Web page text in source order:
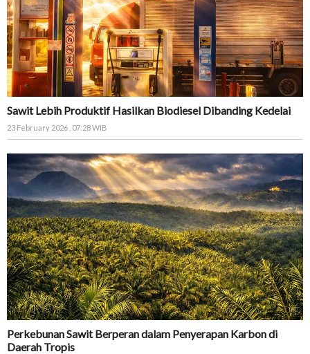
Sawit Lebih Produktif Hasilkan Biodiesel Dibanding Kedelai
23 February 2026 , 07:28 WIB
Perkebunan Sawit Berperan dalam Penyerapan Karbon di
Daerah Tropis